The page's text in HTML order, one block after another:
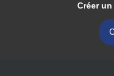
Créer